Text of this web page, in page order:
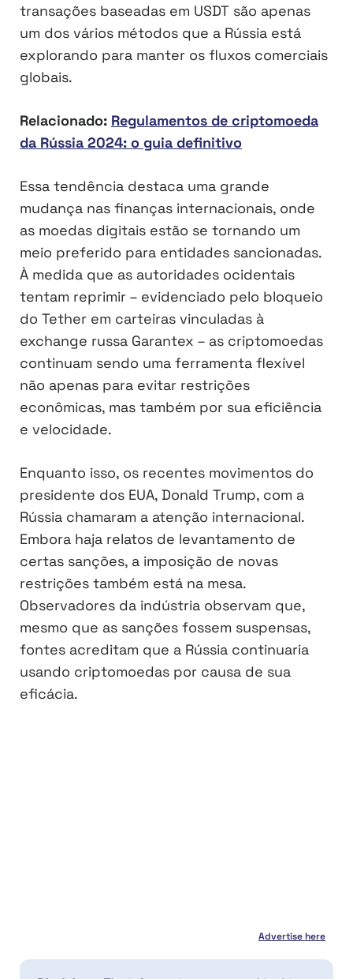
transações baseadas em USDT são apenas
um dos vários métodos que a Rússia está
explorando para manter os fluxos comerciais
globais.
Relacionado: Regulamentos de criptomoeda
da Rússia 2024: o guia definitivo
Essa tendência destaca uma grande
mudança nas finanças internacionais, onde
as moedas digitais estão se tornando um
meio preferido para entidades sancionadas.
À medida que as autoridades ocidentais
tentam reprimir – evidenciado pelo bloqueio
do Tether em carteiras vinculadas à
exchange russa Garantex – as criptomoedas
continuam sendo uma ferramenta flexível
não apenas para evitar restrições
econômicas, mas também por sua eficiência
e velocidade.
Enquanto isso, os recentes movimentos do
presidente dos EUA, Donald Trump, com a
Rússia chamaram a atenção internacional.
Embora haja relatos de levantamento de
certas sanções, a imposição de novas
restrições também está na mesa.
Observadores da indústria observam que,
mesmo que as sanções fossem suspensas,
fontes acreditam que a Rússia continuaria
usando criptomoedas por causa de sua
eficácia.
Advertise here